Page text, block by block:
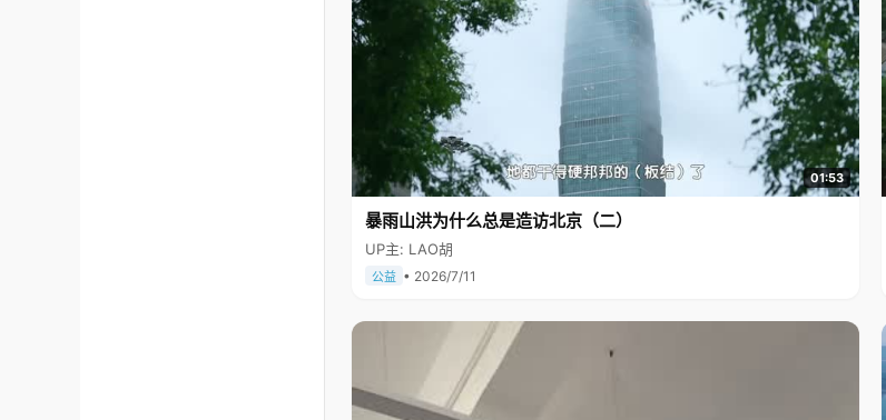
01:53
暴雨山洪为什么总是造访北京（二）
UP主: LAO胡
公益 • 2026/7/11